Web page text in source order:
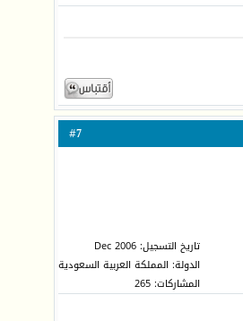
7
تاريخ التسجيل: Dec 2006
الدولة: المملكة العربية السعودية
المشاركات: 265